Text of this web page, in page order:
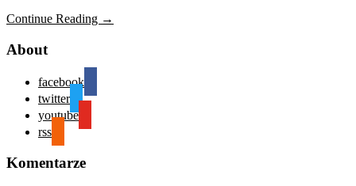
Continue Reading →
About
facebook
twitter
youtube
rss
Komentarze